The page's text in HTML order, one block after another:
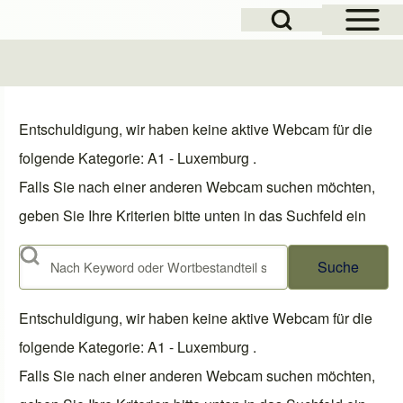
Open Sidebar
Open Search Block
Entschuldigung, wir haben keine aktive Webcam für die
folgende Kategorie: A1 - Luxemburg .
Falls Sie nach einer anderen Webcam suchen möchten,
geben Sie Ihre Kriterien bitte unten in das Suchfeld ein
Suche
Entschuldigung, wir haben keine aktive Webcam für die
folgende Kategorie: A1 - Luxemburg .
Falls Sie nach einer anderen Webcam suchen möchten,